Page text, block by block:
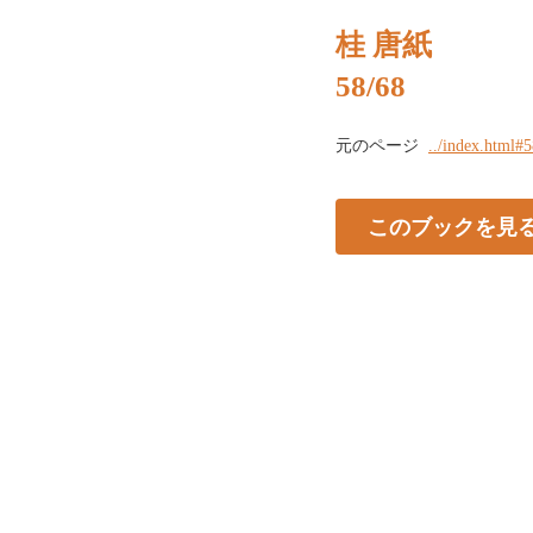
桂 唐紙
58/68
元のページ ../
このブックを見